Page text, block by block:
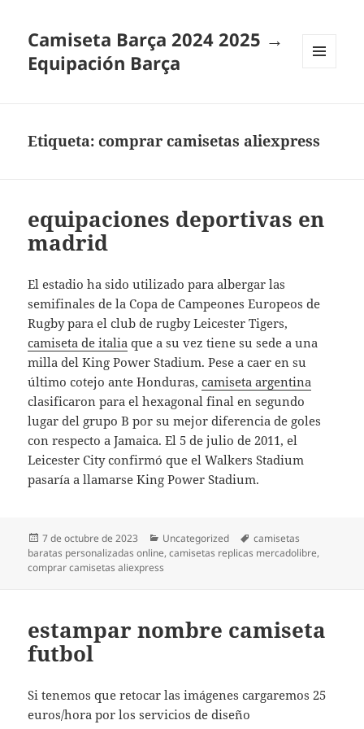
Camiseta Barça 2024 2025 →
Equipación Barça
Etiqueta:comprar camisetas aliexpress
equipaciones deportivas en
madrid
El estadio ha sido utilizado para albergar las
semifinales de la Copa de Campeones Europeos de
Rugby para el club de rugby Leicester Tigers,
camiseta de italia que a su vez tiene su sede a una
milla del King Power Stadium. Pese a caer en su
último cotejo ante Honduras,camiseta argentina
clasificaron para el hexagonal final en segundo
lugar del grupo B por su mejor diferencia de goles
con respecto a Jamaica. El 5 de julio de 2011, el
Leicester City confirmó que el Walkers Stadium
pasaría a llamarse King Power Stadium.
Publicado
el
7 de octubre de 2023 Categorías
Uncategorized Etiquetas
camisetas
baratas personalizadas online,camisetas replicas mercadolibre,
comprar camisetas aliexpress
estampar nombre camiseta
futbol
Si tenemos que retocar las imágenes cargaremos 25
euros/hora por los servicios de diseño